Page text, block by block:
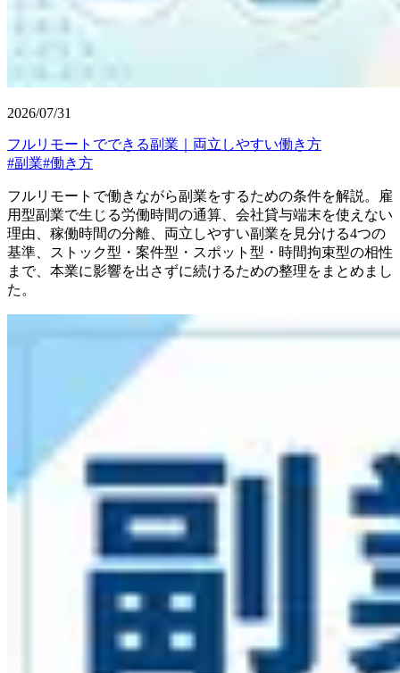
2026/07/31
フルリモートでできる副業｜両立しやすい働き方
#副業#働き方
フルリモートで働きながら副業をするための条件を解説。雇
用型副業で生じる労働時間の通算、会社貸与端末を使えない
理由、稼働時間の分離、両立しやすい副業を見分ける4つの
基準、ストック型・案件型・スポット型・時間拘束型の相性
まで、本業に影響を出さずに続けるための整理をまとめまし
た。